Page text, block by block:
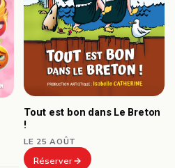
Tout est bon dans Le Breton
!
LE 25 AOÛT
Réserver